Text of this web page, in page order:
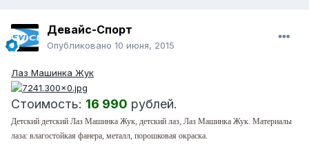
Девайс-Спорт
Опубликовано 10 июня, 2015
Лаз Машинка Жук
Стоимость: 16 990 рублей.
Детский детский Лаз Машинка Жук, детский лаз, Лаз Машинка Жук. Материалы
лаза: влагостойкая фанера, металл, порошковая окраска.